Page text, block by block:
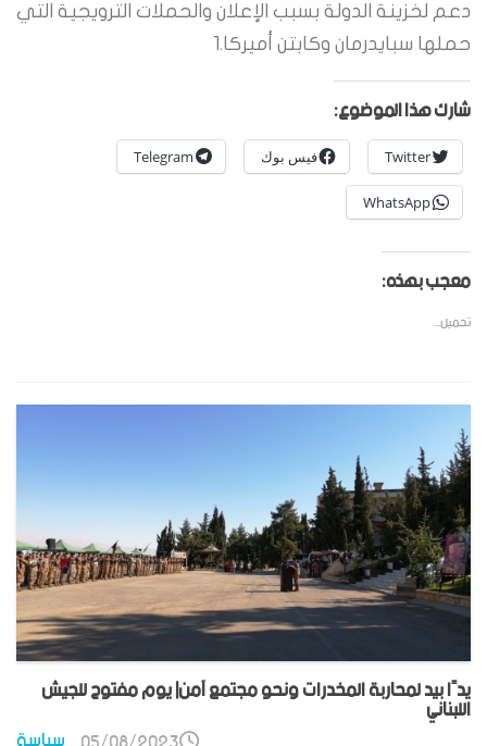
دعم لخزينة الدولة بسبب الإعلان والحملات الترويجية التي
حملها سبايدرمان وكابتن أميركا.1
شارك هذا الموضوع:
Twitter فيس بوك Telegram
WhatsApp
معجب بهذه:
تحميل...
يدًا بيد لمحاربة المخدرات ونحو مجتمع آمن| يوم مفتوح للجيش
اللبناني